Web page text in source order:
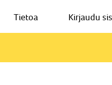
Tietoa Kirjaudu